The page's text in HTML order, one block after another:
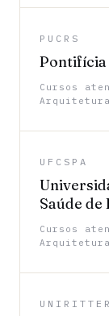
PUCRS
Pontifícia
Cursos
UFCSPA
Saúde de
Cursos
UNIRITTER